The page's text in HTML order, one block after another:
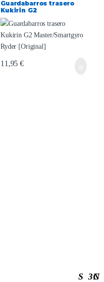
Guardabarros trasero
Kukirin G2
Master/Smartgyro Ryder
[Original]
11,95€
3
S
C
N